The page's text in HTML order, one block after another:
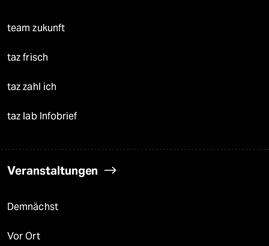
team zukunft
taz frisch
taz zahl ich
taz lab Infobrief
Veranstaltungen
Demnächst
Vor Ort